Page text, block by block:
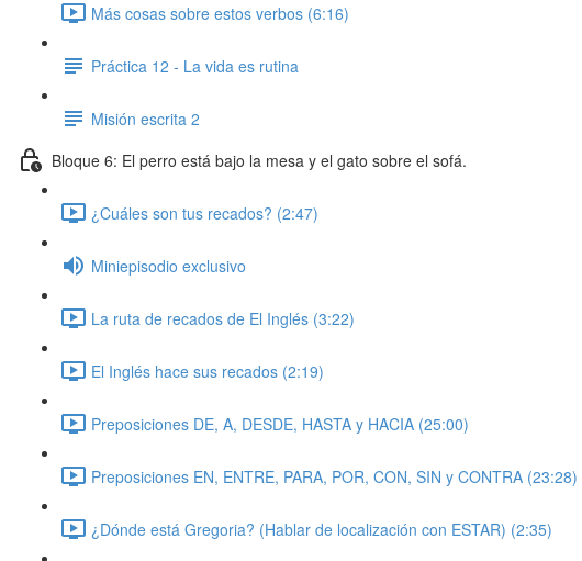
Más cosas sobre estos verbos (6:16)
Práctica 12 - La vida es rutina
Misión escrita 2
Bloque 6: El perro está bajo la mesa y el gato sobre el sofá.
¿Cuáles son tus recados? (2:47)
Miniepisodio exclusivo
La ruta de recados de El Inglés (3:22)
El Inglés hace sus recados (2:19)
Preposiciones DE, A, DESDE, HASTA y HACIA (25:00)
Preposiciones EN, ENTRE, PARA, POR, CON, SIN y CONTRA (23:28)
¿Dónde está Gregoria? (Hablar de localización con ESTAR) (2:35)